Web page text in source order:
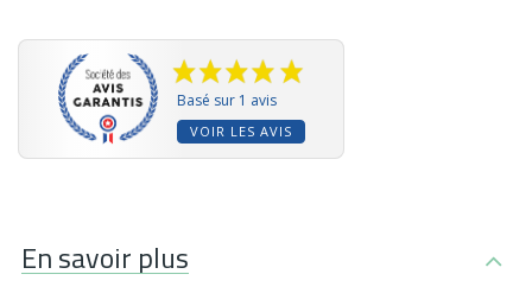
Basé sur 1 avis
VOIR LES AVIS
En savoir plus